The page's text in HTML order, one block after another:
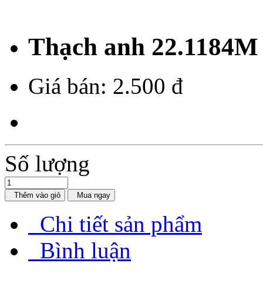
Thạch anh
Giá bán: 2.500 đ
Số lượng
Thêm vào giỏ Mua ngay
Chi tiết sản phẩm
Bình luận